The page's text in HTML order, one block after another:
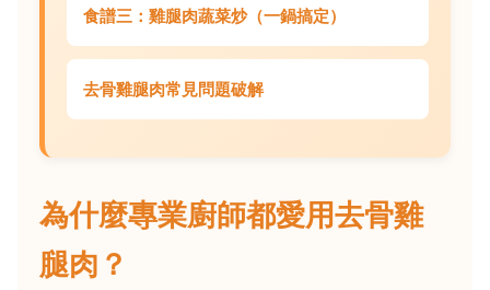
食譜三：雞腿肉蔬菜炒（一鍋搞定）
去骨雞腿肉常見問題破解
為什麼專業廚師都愛用去骨雞
腿肉？